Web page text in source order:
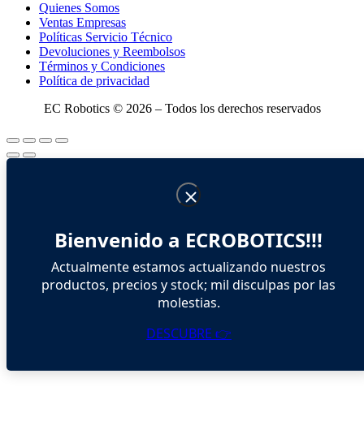
Quienes Somos
Ventas Empresas
Políticas Servicio Técnico
Devoluciones y Reembolsos
Términos y Condiciones
Política de privacidad
EC Robotics © 2026 – Todos los derechos reservados
Bienvenido a ECROBOTICS!!!
Actualmente estamos actualizando nuestros
productos, precios y stock; mil disculpas por las
molestias.
DESCUBRE 👉